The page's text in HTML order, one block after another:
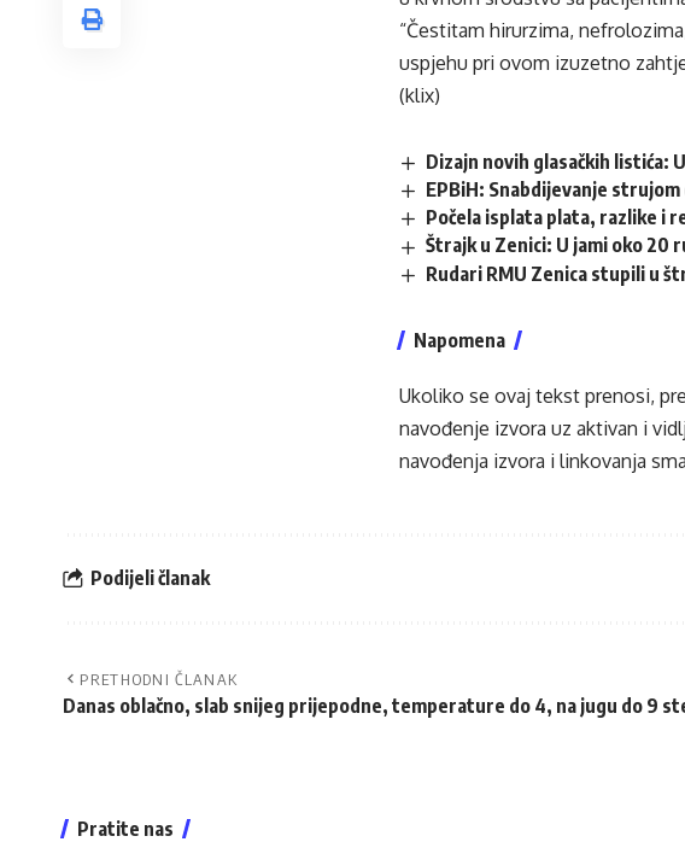
“Čestitam hirurzima,
uspjehu pri ovom izuzetno
(klix)
Dizajn novih glasačkih listića:
EPBiH: Snabdijevanje
Počela isplata plata, razlike i
Štrajk u Zenici: U jami oko 20
Rudari RMU Zenica stupili u
Napomena
Ukoliko se ovaj tekst prenosi,
navođenje izvora uz aktivan i
navođenja izvora i linkovanja
Podijeli članak
PRETHODNI ČLANAK
Danas oblačno, slab snijeg prijepodne, temperature do 4, na jugu do 9
Pratite nas